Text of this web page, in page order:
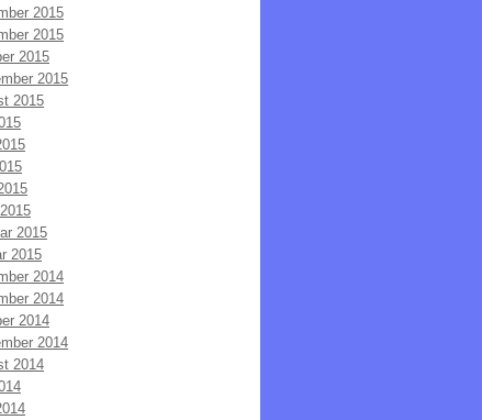
2015
2015
2015
2015
2015
2015
2015
2014
2014
2014
2014
2014